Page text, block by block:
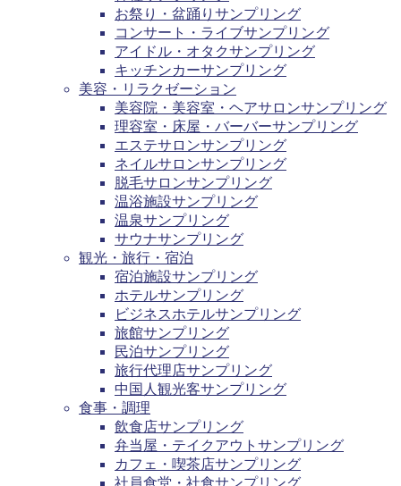
お祭り・盆踊りサンプリング
コンサート・ライブサンプリング
アイドル・オタクサンプリング
キッチンカーサンプリング
美容・リラクゼーション
美容院・美容室・ヘアサロンサンプリング
理容室・床屋・バーバーサンプリング
エステサロンサンプリング
ネイルサロンサンプリング
脱毛サロンサンプリング
温浴施設サンプリング
温泉サンプリング
サウナサンプリング
観光・旅行・宿泊
宿泊施設サンプリング
ホテルサンプリング
ビジネスホテルサンプリング
旅館サンプリング
民泊サンプリング
旅行代理店サンプリング
中国人観光客サンプリング
食事・調理
飲食店サンプリング
弁当屋・テイクアウトサンプリング
カフェ・喫茶店サンプリング
社員食堂・社食サンプリング